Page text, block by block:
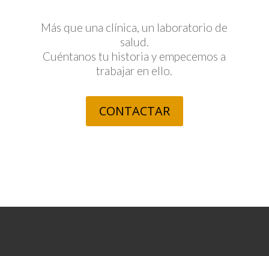
Más que una clínica, un laboratorio de
salud.
Cuéntanos tu historia y empecemos a
trabajar en ello.
CONTACTAR